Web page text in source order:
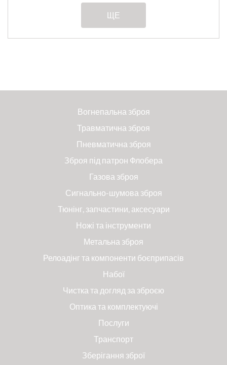
ЩЕ
Вогнепальна зброя
Травматична зброя
Пневматична зброя
Зброя під патрон Флобера
Газова зброя
Сигнально-шумова зброя
Тюнінг, запчастини, аксесуари
Ножі та інструменти
Метальна зброя
Релоадінг та компоненти боєприпасів
Набої
Чистка та догляд за зброєю
Оптика та комплектуючі
Послуги
Транспорт
Зберігання зброї